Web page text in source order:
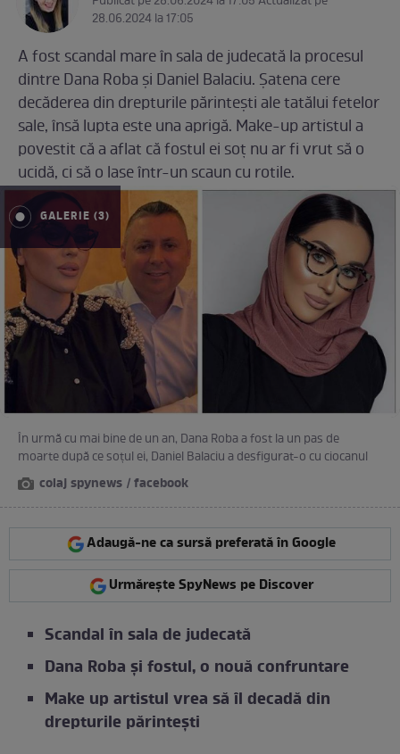
28.06.2024 la 17:05
A fost scandal mare în sala de judecată la procesul
dintre Dana Roba și Daniel Balaciu. Șatena cere
decăderea din drepturile părintești ale tatălui fetelor
sale, însă lupta este una aprigă. Make-up artistul a
povestit că a aflat că fostul ei soț nu ar fi vrut să o
ucidă, ci să o lase într-un scaun cu rotile.
GALERIE (3)
În urmă cu mai bine de un an, Dana Roba a fost la un pas de
moarte după ce soțul ei, Daniel Balaciu a desfigurat-o cu ciocanul
colaj spynews / facebook
Adaugă-ne ca sursă preferată în Google
Urmărește SpyNews pe Discover
Scandal în sala de judecată
Dana Roba și fostul, o nouă confruntare
Make up artistul vrea să îl decadă din
drepturile părintești